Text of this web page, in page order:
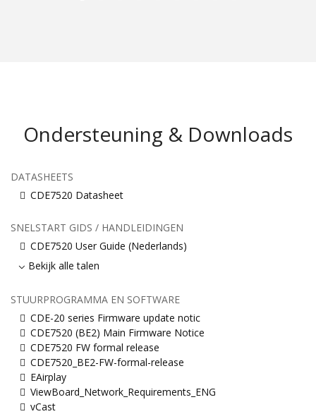
Ondersteuning & Downloads
DATASHEETS
CDE7520 Datasheet
SNELSTART GIDS / HANDLEIDINGEN
CDE7520 User Guide (Nederlands)
Bekijk alle talen
STUURPROGRAMMA EN SOFTWARE
CDE-20 series Firmware update notic
CDE7520 (BE2) Main Firmware Notice
CDE7520 FW formal release
CDE7520_BE2-FW-formal-release
EAirplay
ViewBoard_Network_Requirements_ENG
vCast